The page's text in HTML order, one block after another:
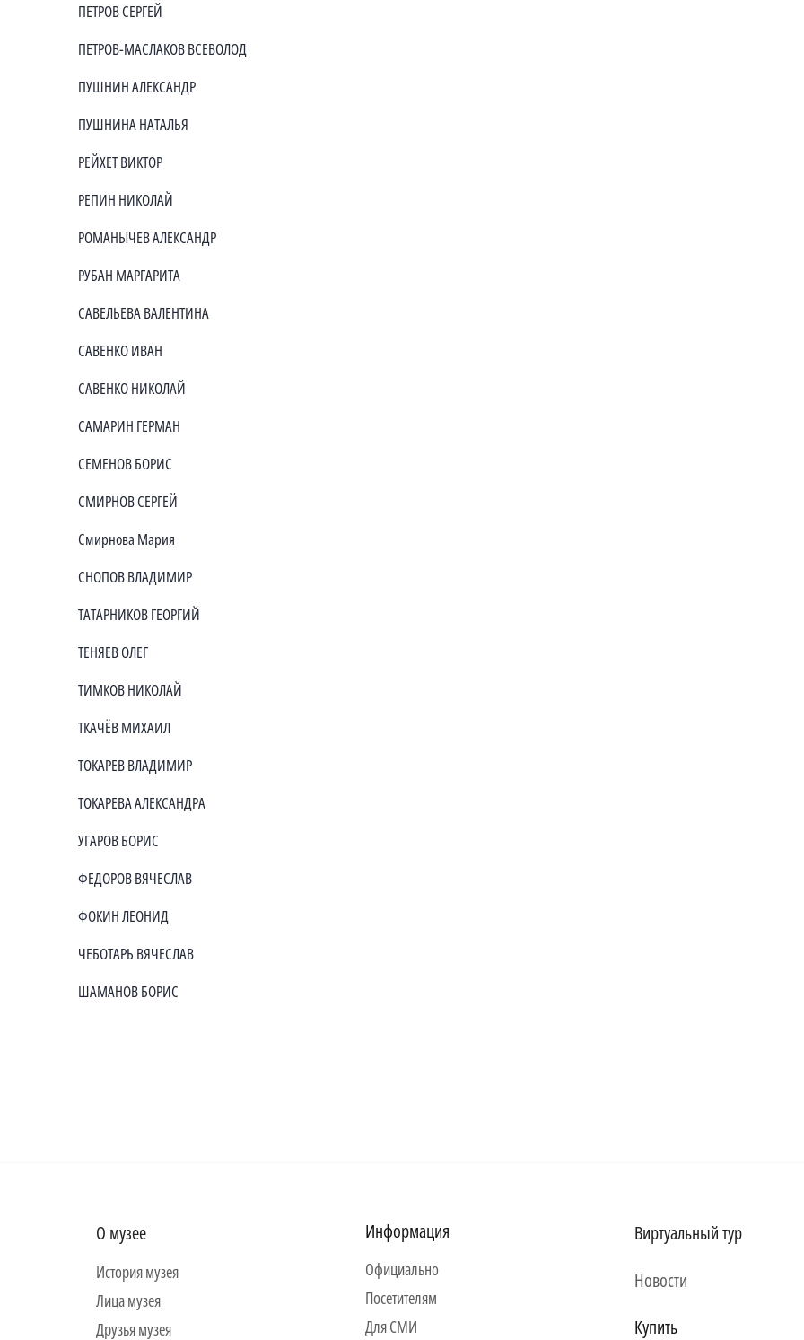
ПЕТРОВ СЕРГЕЙ
ПЕТРОВ-МАСЛАКОВ ВСЕВОЛОД
ПУШНИН АЛЕКСАНДР
ПУШНИНА НАТАЛЬЯ
РЕЙХЕТ ВИКТОР
РЕПИН НИКОЛАЙ
РОМАНЫЧЕВ АЛЕКСАНДР
РУБАН МАРГАРИТА
САВЕЛЬЕВА ВАЛЕНТИНА
САВЕНКО ИВАН
САВЕНКО НИКОЛАЙ
САМАРИН ГЕРМАН
СЕМЕНОВ БОРИС
СМИРНОВ СЕРГЕЙ
Смирнова Мария
СНОПОВ ВЛАДИМИР
ТАТАРНИКОВ ГЕОРГИЙ
ТЕНЯЕВ ОЛЕГ
ТИМКОВ НИКОЛАЙ
ТКАЧЁВ МИХАИЛ
ТОКАРЕВ ВЛАДИМИР
ТОКАРЕВА АЛЕКСАНДРА
УГАРОВ БОРИС
ФЕДОРОВ ВЯЧЕСЛАВ
ФОКИН ЛЕОНИД
ЧЕБОТАРЬ ВЯЧЕСЛАВ
ШАМАНОВ БОРИС
О музее
История музея
Лица музея
Друзья музея
Информация
Официально
Посетителям
Для СМИ
Виртуальный тур
Новости
Купить